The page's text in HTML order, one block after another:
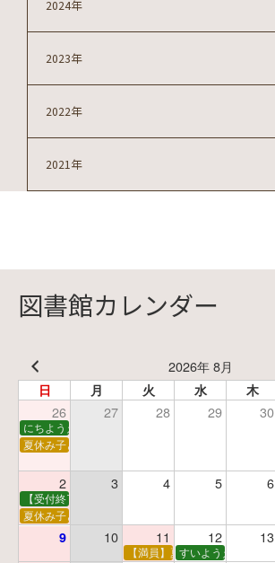
2024年
2023年
2022年
2021年
図書館カレンダー
2026年 8月
日 月 火 水 木
26 27 28 29 30
にちようえほん
夏休み子ども映画会
2 3 4 5 6
【受付終了】親子で挑戦！調べ学習ワークショップ
夏休み子ども平和映画会
9 10 11 12 13
【満員】夏休みおはなし工作会
すいようえほん